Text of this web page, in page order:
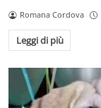
Romana Cordova
Leggi di più